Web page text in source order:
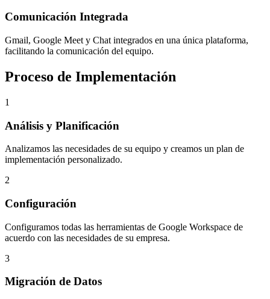
Comunicación Integrada
Gmail, Google Meet y Chat integrados en una única plataforma,
facilitando la comunicación del equipo.
Proceso de Implementación
1
Análisis y Planificación
Analizamos las necesidades de su equipo y creamos un plan de
implementación personalizado.
2
Configuración
Configuramos todas las herramientas de Google Workspace de
acuerdo con las necesidades de su empresa.
3
Migración de Datos